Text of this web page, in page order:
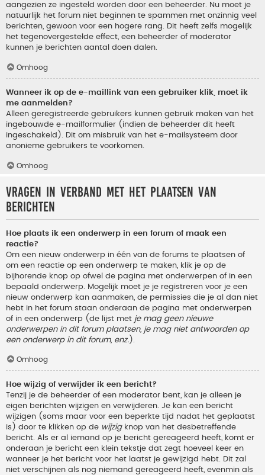
aangezien ze ingesteld worden door een beheerder. Nu moet je
natuurlijk het forum niet beginnen te spammen met onzinnig veel
berichten, gewoon voor een hogere rang. Dit heeft zelfs mogelijk
het tegenovergestelde effect, een beheerder of moderator
kunnen je berichten aantal doen dalen.
Omhoog
Wanneer ik op de e-maillink van een gebruiker klik, moet ik
me aanmelden?
Alleen geregistreerde gebruikers kunnen gebruik maken van het
ingebouwde e-mailformulier (indien de beheerder dit heeft
ingeschakeld). Dit om misbruik van het e-mailsysteem door
anonieme gebruikers te voorkomen.
Omhoog
Vragen in verband met het plaatsen van
berichten
Hoe plaats ik een onderwerp in een forum of maak een
reactie?
Om een nieuw onderwerp in één van de forums te plaatsen of
om een reactie op een onderwerp te maken, klik je op de
bijhorende knop op ofwel de pagina met onderwerpen of in een
bepaald onderwerp. Mogelijk moet je je registreren voor je een
nieuw onderwerp kan aanmaken, de permissies die je al dan niet
hebt in het forum staan onderaan de pagina met onderwerpen
of in een onderwerp (de lijst met je mag geen nieuwe
onderwerpen in dit forum plaatsen, je mag niet antwoorden op
een onderwerp in dit forum, enz. ).
Omhoog
Hoe wijzig of verwijder ik een bericht?
Tenzij je de beheerder of een moderator bent, kan je alleen je
eigen berichten wijzigen en verwijderen. Je kan een bericht
wijzigen (soms maar voor een beperkte tijd nadat het geplaatst
is) door te klikken op de wijzigknop van het desbetreffende
bericht. Als er al iemand op je bericht gereageerd heeft, komt er
onderaan je bericht een klein tekstje dat zegt hoeveel keer en
wanneer je het bericht voor het laatst je gewijzigd hebt. Dit zal
niet verschijnen als nog niemand gereageerd heeft, evenmin als